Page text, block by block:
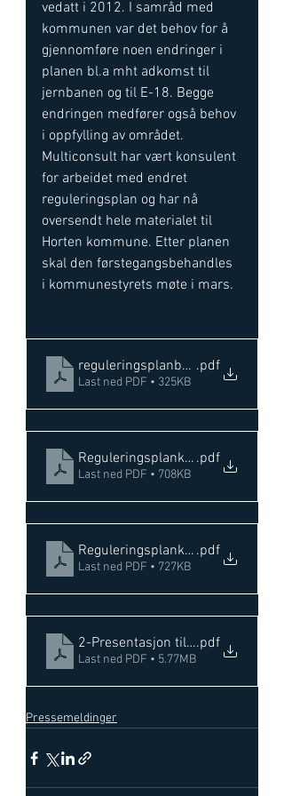
vedatt i 2012. I samråd med
kommunen var det behov for å
gjennomføre noen endringer i
planen bl.a mht adkomst til
jernbanen og til E-18. Begge
endringen medfører også behov
i oppfylling av området.
Multiconsult har vært konsulent
for arbeidet med endret
reguleringsplan og har nå
oversendt hele materialet til
Horten kommune. Etter planen
skal den førstegangsbehandles
i kommunestyrets møte i mars.
reguleringsplanbestemmelser
.pdf
Last ned PDF • 325KB
Reguleringsplankart_A0-L
.pdf
Last ned PDF • 708KB
Reguleringsplankart_A1-S
.pdf
Last ned PDF • 727KB
2-Presentasjon til styret i
.pdf
Last ned PDF • 5.77MB
Pressemeldinger